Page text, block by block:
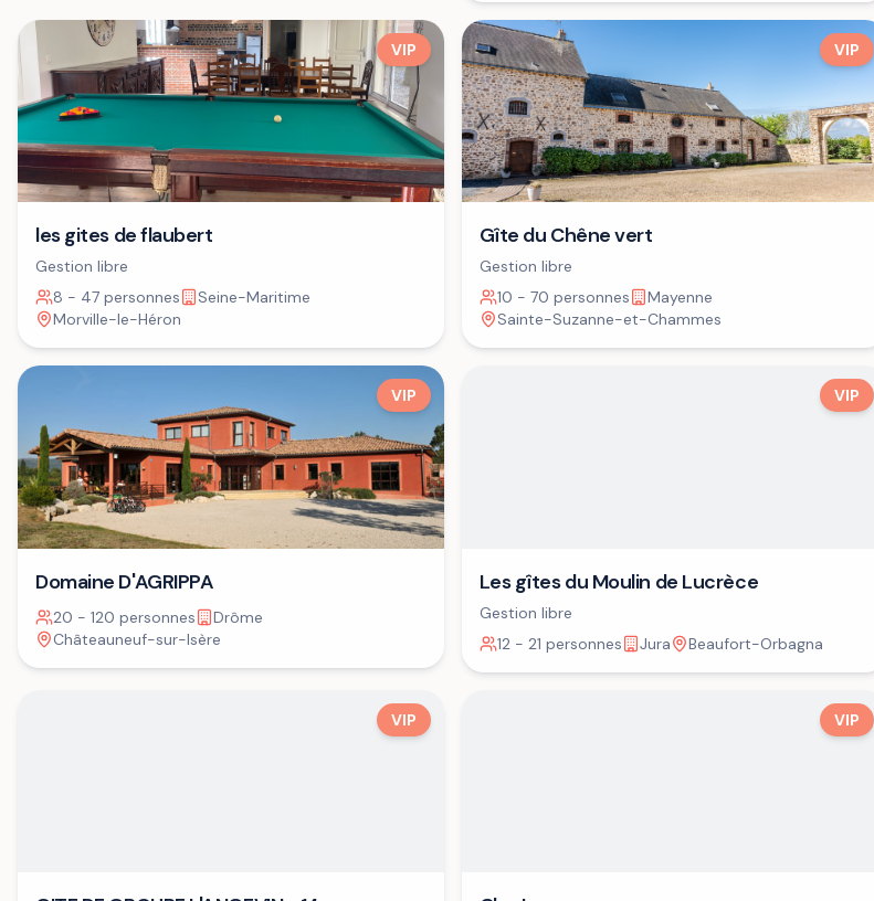
VIP
les gites de flaubert
Gestion libre
8 - 47 personnes
Seine-Maritime
Morville-le-Héron
VIP
Gîte du Chêne vert
Gestion libre
10 - 70 personnes
Mayenne
Sainte-Suzanne-et-Chammes
VIP
Domaine D'AGRIPPA
20 - 120 personnes
Drôme
Châteauneuf-sur-Isère
VIP
Les gîtes du Moulin de Lucrèce
Gestion libre
12 - 21 personnes
Jura Beaufort-Orbagna
VIP VIP